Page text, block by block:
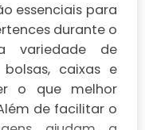
essenciais para
durante o
variedade de
caixas e
o que melhor
de facilitar o